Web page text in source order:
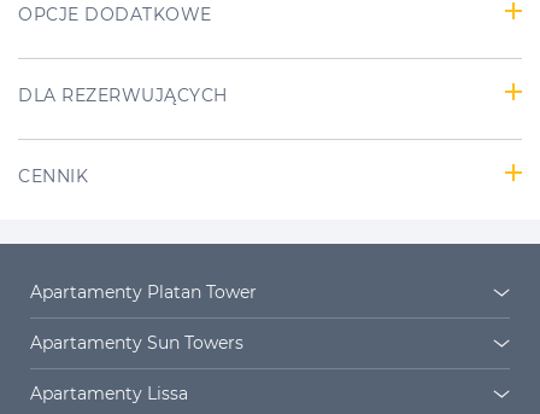
OPCJE DODATKOWE
DLA REZERWUJĄCYCH
CENNIK
Apartamenty Platan Tower
Platan Tower
Apartamenty Sun Towers
Sun Towers 38/11
Apartamenty Lissa